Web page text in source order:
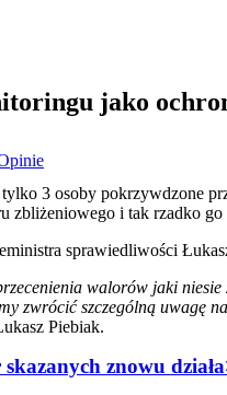
jako
3 osoby pokrzywdzone
zbliżeniowego i tak rzadko
sprawiedliwości
walorów jaki
zwrócić szczególną uwagę
Piebiak.
znowu